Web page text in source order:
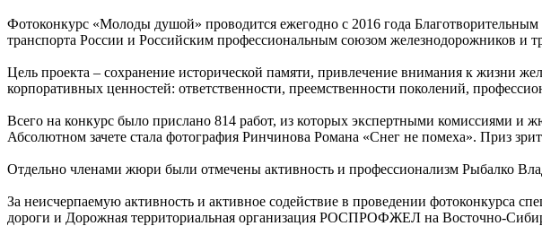
Фотоконкурс «Молоды душой» проводится ежегодно с 2016 года
транспорта России и Российским профессиональным союзом железнодорожников и
Цель проекта – сохранение исторической памяти, привлечение внимания к жизни
корпоративных ценностей: ответственности, преемственности поколений,
Всего на конкурс было прислано 814 работ, из которых экспертными комиссиями
Абсолютном зачете стала фотография Ринчинова Романа «Снег не помеха». Приз
Отдельно членами жюри были отмечены активность и профессионализм Рыбалко
За неисчерпаемую активность и активное содействие в проведении фотоконкурса
дороги и Дорожная территориальная организация РОСПРОФЖЕЛ на Восточно-